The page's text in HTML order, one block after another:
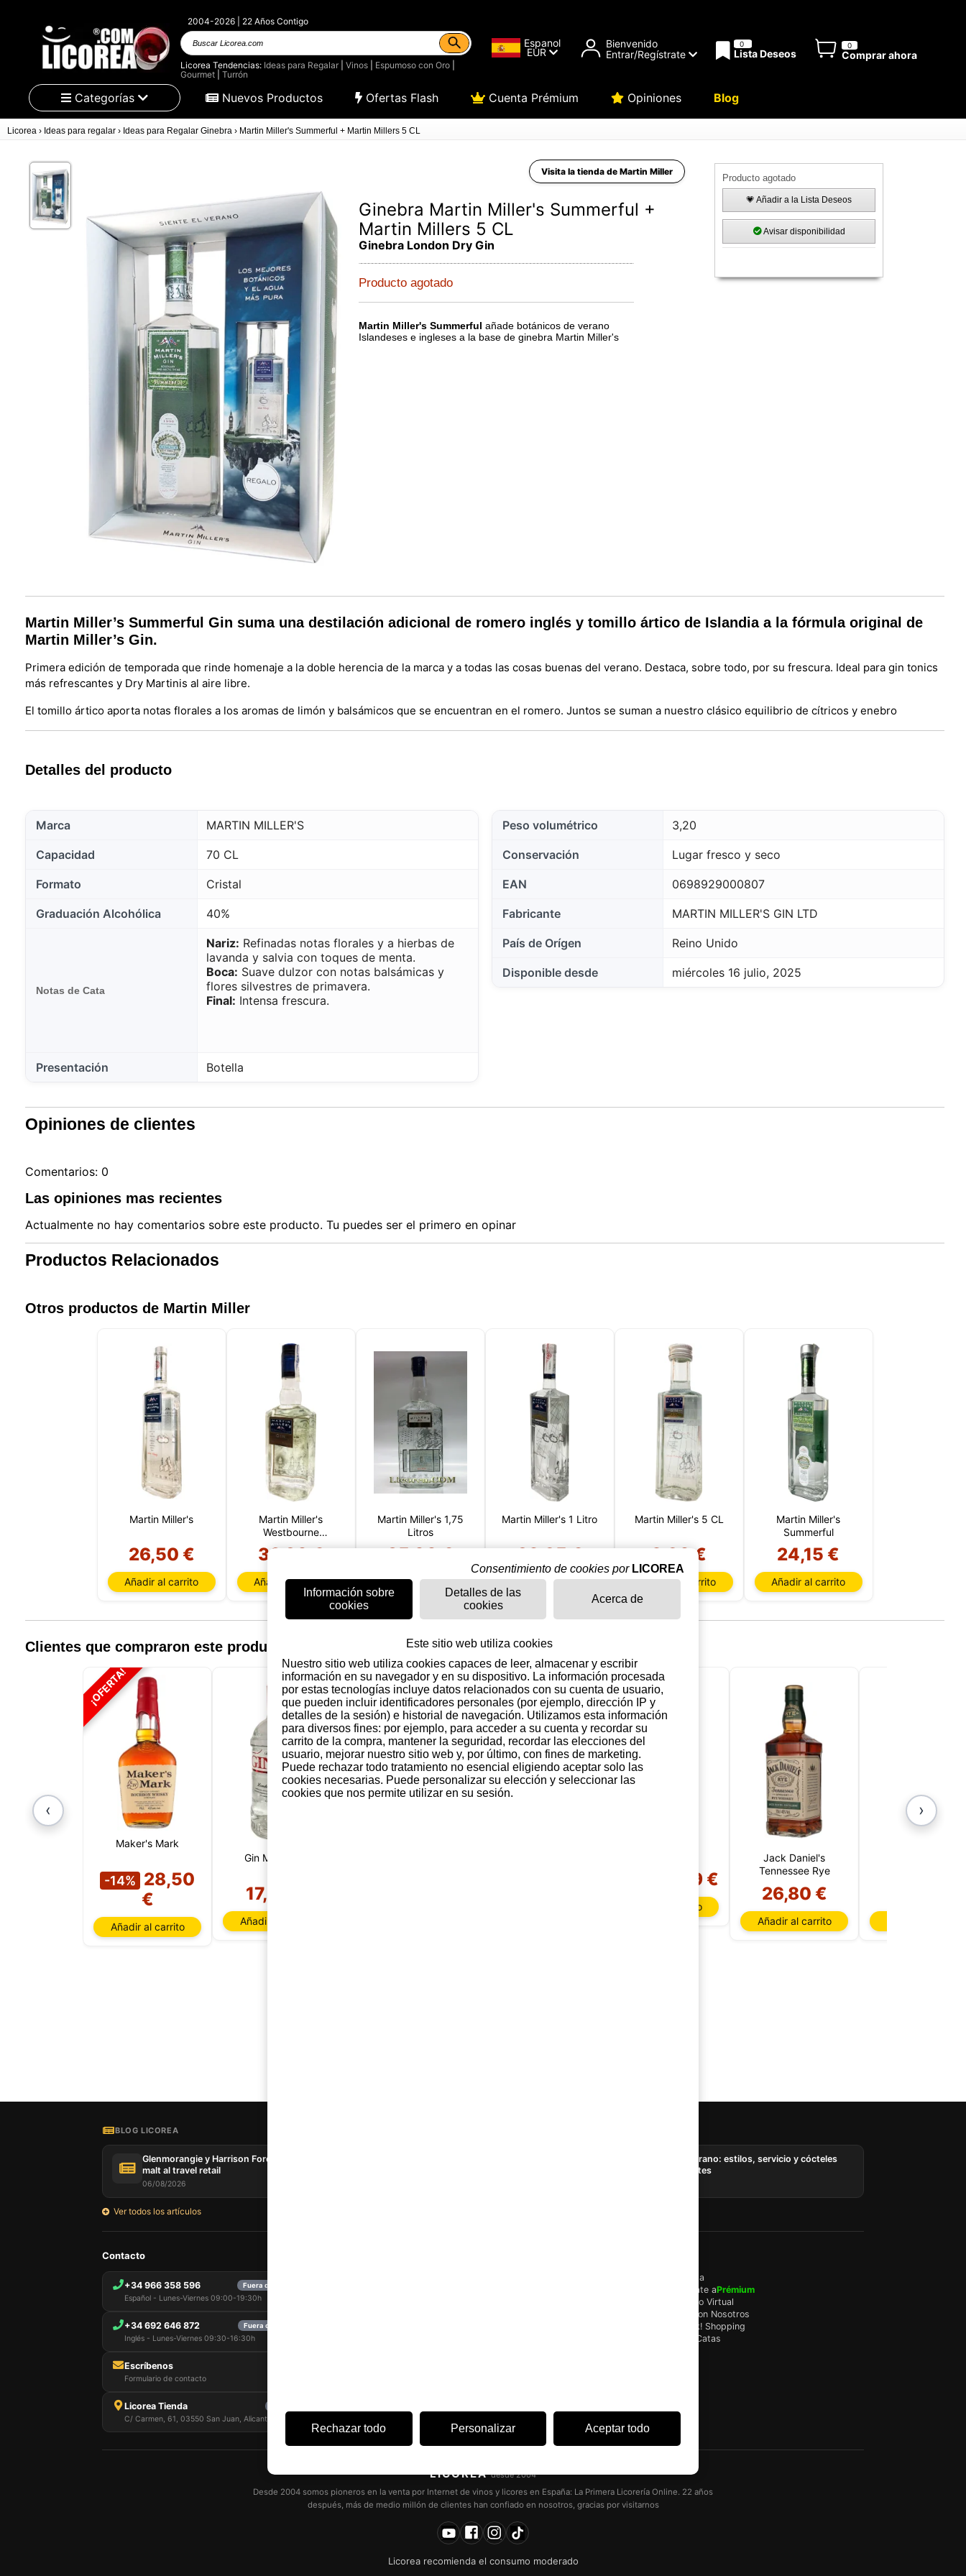
2004-2026 | 22 Años Contigo
Buscar Licorea.com
Licorea Tendencias: Ideas para Regalar| Vinos| Espumoso con Oro|
Gourmet| Turrón
Espanol
EUR
Bienvenido
Entrar/Regístrate
0
Lista Deseos
0
Comprar ahora
Categorías Nuevos Productos Ofertas Flash Cuenta Prémium Opiniones Blog
Licorea › Ideas para regalar › Ideas para Regalar Ginebra › Martin Miller's Summerful + Martin Millers 5 CL
Visita la tienda de Martin Miller
Ginebra Martin Miller's Summerful +
Martin Millers 5 CL
Ginebra London Dry Gin
Producto agotado
Martin Miller's Summerful añade botánicos de verano
Islandeses e ingleses a la base de ginebra Martin Miller's
Producto agotado
💗 Añadir a la Lista Deseos
Avisar disponibilidad
Martin Miller’s Summerful Gin suma una destilación adicional de romero inglés y tomillo ártico de Islandia a la fórmula original de
Martin Miller’s Gin.
Primera edición de temporada que rinde homenaje a la doble herencia de la marca y a todas las cosas buenas del verano. Destaca, sobre todo, por su frescura. Ideal para gin tonics
más refrescantes y Dry Martinis al aire libre.
El tomillo ártico aporta notas florales a los aromas de limón y balsámicos que se encuentran en el romero. Juntos se suman a nuestro clásico equilibrio de cítricos y enebro
Detalles del producto
Marca MARTIN MILLER'S
Capacidad 70 CL
Formato Cristal
Graduación Alcohólica 40%
Notas de Cata
Nariz: Refinadas notas florales y a hierbas de
lavanda y salvia con toques de menta.
Boca: Suave dulzor con notas balsámicas y
flores silvestres de primavera.
Final: Intensa frescura.
Presentación Botella
Peso volumétrico 3,20
Conservación Lugar fresco y seco
EAN 0698929000807
Fabricante MARTIN MILLER'S GIN LTD
País de Orígen Reino Unido
Disponible desde miércoles 16 julio, 2025
Opiniones de clientes
Comentarios: 0
Las opiniones mas recientes
Actualmente no hay comentarios sobre este producto. Tu puedes ser el primero en opinar
Productos Relacionados
Otros productos de Martin Miller
Martin Miller's
26,50 €
Añadir al carrito
Martin Miller's
Westbourne
Strenght
36,30 €
Añadir al carrito
Martin Miller's 1,75
Litros
85,00 €
Añadir al carrito
Martin Miller's 1 Litro
32,95 €
Añadir al carrito
Martin Miller's 5 CL
2,90 €
Añadir al carrito
Martin Miller's
Summerful
24,15 €
Añadir al carrito
Clientes que compraron este producto, también han comprado
‹
¡OFERTA!
Maker's Mark
-14%
28,50
€
Añadir al carrito
Gin MG 1 Litro
17,40 €
Añadir al carrito
¡OFERTA!
13,99 €
Añadir al carrito
Jack Daniel's
Tennessee Rye
26,80 €
Añadir al carrito
›
BLOG LICOREA
Glenmorangie y Harrison Ford llevan su single
malt al travel retail
06/08/2026
Ron en verano: estilos, servicio y cócteles
refrescantes
Ver todos los artículos
Contacto
+34 966 358 596 Fuera de horario · Disponible hoy 9:00h
Español - Lunes-Viernes 09:00-19:30h
+34 692 646 872 Fuera de horario · Disponible hoy 9:30h
Inglés - Lunes-Viernes 09:30-16:30h
Escríbenos
Formulario de contacto
Licorea Tienda
C/ Carmen, 61, 03550 San Juan, Alicante
Mi Cuenta
Actualízate aPrémium
Monedero Virtual
Regala con Nosotros
Tax Back! Shopping
Sala de Catas
LICOREAdesde 2004
Desde 2004 somos pioneros en la venta por Internet de vinos y licores en España: La Primera Licorería Online. 22 años
después, más de medio millón de clientes han confiado en nosotros, gracias por visitarnos
Licorea recomienda el consumo moderado
Consentimiento de cookies por LICOREA
Información sobre
cookies
Detalles de las
cookies
Acerca de
Este sitio web utiliza cookies
Nuestro sitio web utiliza cookies capaces de leer, almacenar y escribir
información en su navegador y en su dispositivo. La información procesada
por estas tecnologías incluye datos relacionados con su cuenta de usuario,
que pueden incluir identificadores personales (por ejemplo, dirección IP y
detalles de la sesión) e historial de navegación. Utilizamos esta información
para diversos fines: por ejemplo, para acceder a su cuenta y recordar su
carrito de la compra, mantener la seguridad, recordar las elecciones del
usuario, mejorar nuestro sitio web y, por último, con fines de marketing.
Puede rechazar todo tratamiento no esencial eligiendo aceptar solo las
cookies necesarias. Puede personalizar su elección y seleccionar las
cookies que nos permite utilizar en su sesión.
Rechazar todo Personalizar Aceptar todo